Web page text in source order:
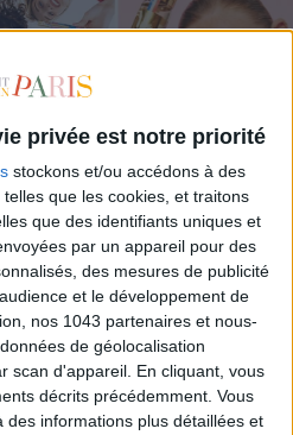
privée est notre priorité
stockons et/ou accédons à des
que les cookies, et traitons
que des identifiants uniques et
par un appareil pour des
des mesures de publicité
et le développement de
nos 1043 partenaires et nous-
de géolocalisation
scan d'appareil. En cliquant, vous
décrits précédemment. Vous
des informations plus détaillées et
MADE IN FRANCE À PETIT PRIX